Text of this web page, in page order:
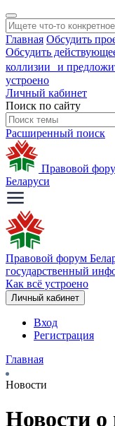
Главная Обсудить
Обсудить
коллизии и
устроено
Личный кабинет
Поиск по сайту
Расширенный поиск
Правовой
Беларуси
Правовой форум
государственный
Как всё устроено
Личный кабинет
Вход
Регистрация
Главная
Новости
Новости